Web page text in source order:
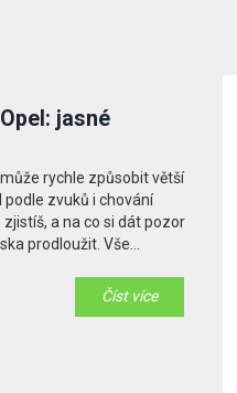
jasné
rychle způsobit větší
podle zvuků i chování
a na co si dát pozor
prodloužit. Vše
Číst více